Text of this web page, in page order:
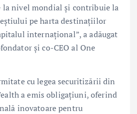
la nivel mondial și contribuie la
pe harta destinațiilor
internațional”, a adăugat
și co-CEO al One
cu legea securitizării din
a emis obligațiuni, oferind
inovatoare pentru